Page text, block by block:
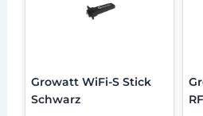
Growatt WiFi-S Stick
Schwarz